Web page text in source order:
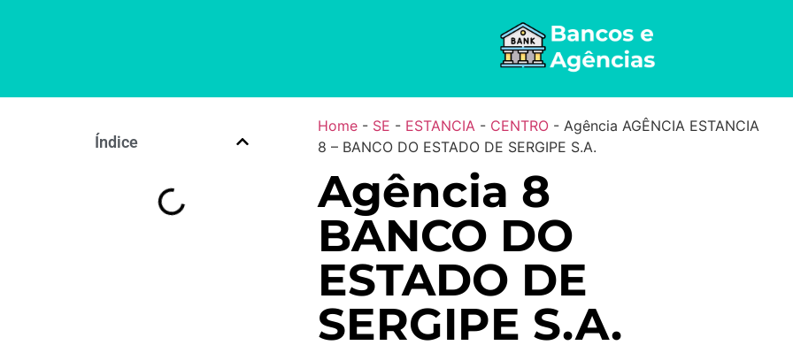
Índice
Home- SE - ESTANCIA - CENTRO- Agência AGÊNCIA ESTANCIA
8 – BANCO DO ESTADO DE SERGIPE S.A.
Agência 8
BANCO DO
ESTADO DE
SERGIPE S.A.